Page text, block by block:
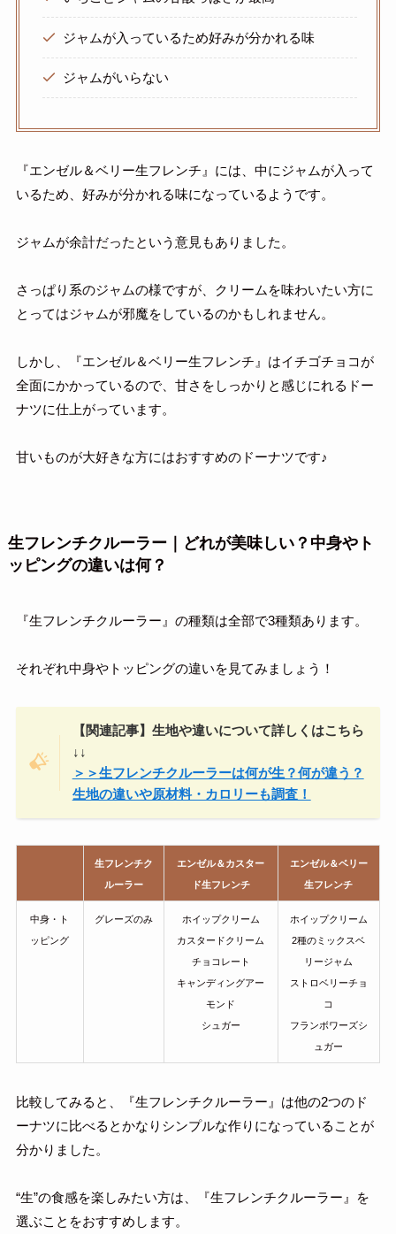
ジャムが入っているため好みが分かれる味
ジャムがいらない
『エンゼル＆ベリー生フレンチ』には、中にジャムが入って
いるため、好みが分かれる味になっているようです。
ジャムが余計だったという意見もありました。
さっぱり系のジャムの様ですが、クリームを味わいたい方に
とってはジャムが邪魔をしているのかもしれません。
しかし、『エンゼル＆ベリー生フレンチ』はイチゴチョコが
全面にかかっているので、甘さをしっかりと感じにれるドー
ナツに仕上がっています。
甘いものが大好きな方にはおすすめのドーナツです♪
生フレンチクルーラー｜どれが美味しい？中身やト
ッピングの違いは何？
『生フレンチクルーラー』の種類は全部で3種類あります。
それぞれ中身やトッピングの違いを見てみましょう！
【関連記事】生地や違いについて詳しくはこちら
↓↓
＞＞生フレンチクルーラーは何が生？何が違う？
生地の違いや原材料・カロリーも調査！
生フレンチク
ルーラー
エンゼル＆カスター
ド生フレンチ
エンゼル＆ベリー
生フレンチ
中身・ト
ッピング
グレーズのみ
ホイップクリーム
カスタードクリーム
チョコレート
キャンディングアー
モンド
シュガー
ホイップクリーム
2種のミックスベ
リージャム
ストロベリーチョ
コ
フランボワーズシ
ュガー
比較してみると、『生フレンチクルーラー』は他の2つのド
ーナツに比べるとかなりシンプルな作りになっていることが
分かりました。
“生”の食感を楽しみたい方は、『生フレンチクルーラー』を
選ぶことをおすすめします。